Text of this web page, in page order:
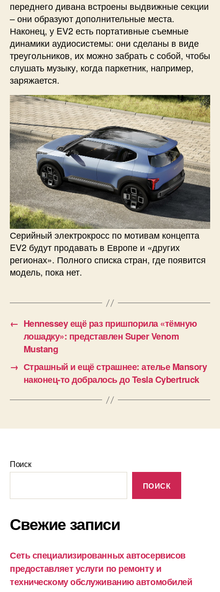
переднего дивана встроены выдвижные секции
– они образуют дополнительные места.
Наконец, у EV2 есть портативные съемные
динамики аудиосистемы: они сделаны в виде
треугольников, их можно забрать с собой, чтобы
слушать музыку, когда паркетник, например,
заряжается.
Серийный электрокросс по мотивам концепта
EV2 будут продавать в Европе и «других
регионах». Полного списка стран, где появится
модель, пока нет.
← Hennessey ещё раз пришпорила «тёмную
лошадку»: представлен Super Venom
Mustang
→ Страшный и ещё страшнее: ателье Mansory
наконец-то добралось до Tesla Cybertruck
Поиск
ПОИСК
Свежие записи
Сеть специализированных автосервисов
предоставляет услуги по ремонту и
техническому обслуживанию автомобилей